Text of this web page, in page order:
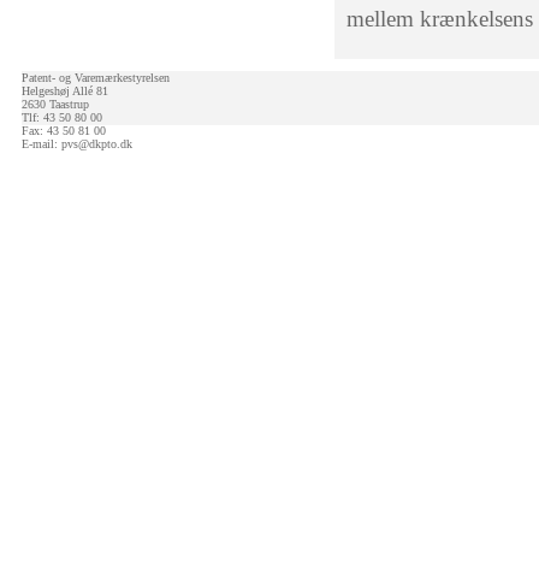
mellem krænkelsens
Patent- og Varemærkestyrelsen
Helgeshøj Allé 81
2630 Taastrup
Tlf: 43 50 80 00
Fax: 43 50 81 00
E-mail: pvs@dkpto.dk